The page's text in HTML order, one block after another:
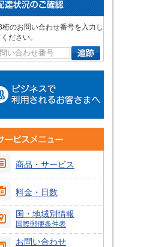
桁のお問い合わせ番号を入力し
ださい。
商品・サービス
料金・日数
国・地域別情報
国際郵便条件表
お問い合わせ